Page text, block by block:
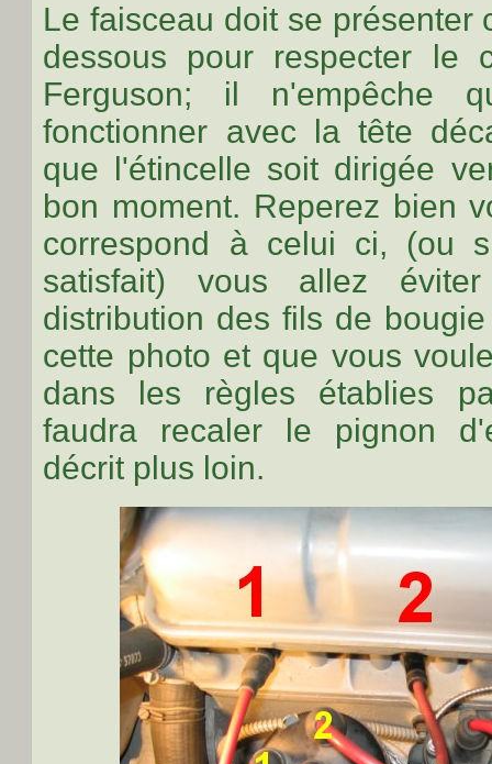
Le faisceau doit se présenter
dessous pour respecter le
Ferguson; il n'empêche
fonctionner avec la tête
que l'étincelle soit dirigée
bon moment. Reperez bien
correspond à celui ci, (ou
satisfait) vous allez
distribution des fils de
cette photo et que vous
dans les règles établies
faudra recaler le pignon
décrit plus loin.